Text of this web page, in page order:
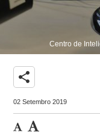
Centro de
share
02 Setembro 2019